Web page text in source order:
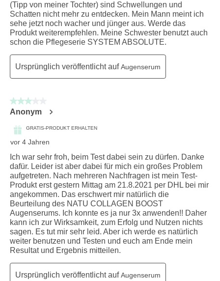
(Tipp von meiner Tochter) sind Schwellungen und
Schatten nicht mehr zu entdecken. Mein Mann meint ich
sehe jetzt noch wacher und jünger aus. Werde das
Produkt weiterempfehlen. Meine Schwester benutzt auch
schon die Pflegeserie SYSTEM ABSOLUTE.
Ursprünglich veröffentlicht aufAugenserum
3 von 5 Sternen.
Anonym
GRATIS-PRODUKT ERHALTEN
vor 4 Jahren
Ich war sehr froh, beim Test dabei sein zu dürfen. Danke
dafür. Leider ist aber dabei für mich ein großes Problem
aufgetreten. Nach mehreren Nachfragen ist mein Test-
Produkt erst gestern Mittag am 21.8.2021 per DHL bei mir
angekommen. Das erschwert mir natürlich die
Beurteilung des NATU COLLAGEN BOOST
Augenserums. Ich konnte es ja nur 3x anwenden!! Daher
kann ich zur Wirksamkeit, zum Erfolg und Nutzen nichts
sagen. Es tut mir sehr leid. Aber ich werde es natürlich
weiter benutzen und Testen und euch am Ende mein
Resultat und Ergebnis mitteilen.
Ursprünglich veröffentlicht aufAugenserum